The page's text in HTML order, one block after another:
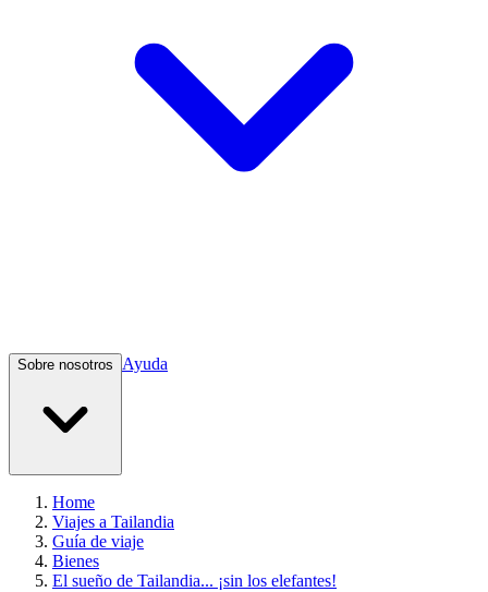
Sobre nosotros Ayuda
Home
Viajes a Tailandia
Guía de viaje
Bienes
El sueño de Tailandia... ¡sin los elefantes!